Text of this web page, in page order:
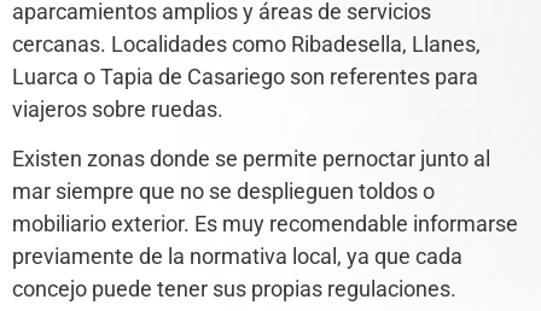
aparcamientos amplios y áreas de servicios
cercanas. Localidades como Ribadesella, Llanes,
Luarca o Tapia de Casariego son referentes para
viajeros sobre ruedas.
Existen zonas donde se permite pernoctar junto al
mar siempre que no se desplieguen toldos o
mobiliario exterior. Es muy recomendable informarse
previamente de la normativa local, ya que cada
concejo puede tener sus propias regulaciones.